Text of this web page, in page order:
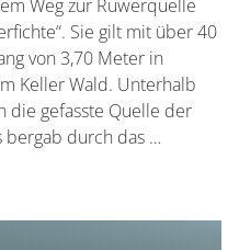
Weg zur Ruwerquelle
Sie gilt mit über 40
von 3,70 Meter in
Keller Wald. Unterhalb
die gefasste Quelle der
bergab durch das …